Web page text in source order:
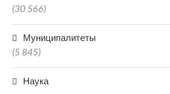
(30 566)
Муниципалитеты
(5 845)
Наука